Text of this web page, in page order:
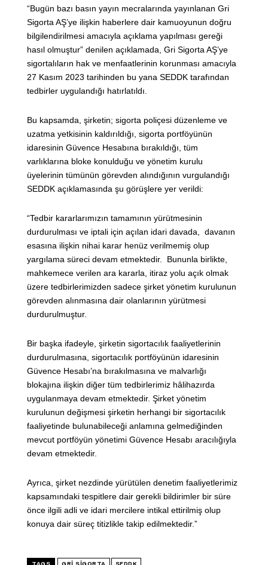
“Bugün bazı basın yayın mecralarında yayınlanan Gri
Sigorta AŞ’ye ilişkin haberlere dair kamuoyunun doğru
bilgilendirilmesi amacıyla açıklama yapılması gereği
hasıl olmuştur” denilen açıklamada, Gri Sigorta AŞ’ye
sigortalıların hak ve menfaatlerinin korunması amacıyla
27 Kasım 2023 tarihinden bu yana SEDDK tarafından
tedbirler uygulandığı hatırlatıldı.
Bu kapsamda, şirketin; sigorta poliçesi düzenleme ve
uzatma yetkisinin kaldırıldığı, sigorta portföyünün
idaresinin Güvence Hesabına bırakıldığı, tüm
varlıklarına bloke konulduğu ve yönetim kurulu
üyelerinin tümünün görevden alındığının vurgulandığı
SEDDK açıklamasında şu görüşlere yer verildi:
“Tedbir kararlarımızın tamamının yürütmesinin
durdurulması ve iptali için açılan idari davada, davanın
esasına ilişkin nihai karar henüz verilmemiş olup
yargılama süreci devam etmektedir. Bununla birlikte,
mahkemece verilen ara kararla, itiraz yolu açık olmak
üzere tedbirlerimizden sadece şirket yönetim kurulunun
görevden alınmasına dair olanlarının yürütmesi
durdurulmuştur.
Bir başka ifadeyle, şirketin sigortacılık faaliyetlerinin
durdurulmasına, sigortacılık portföyünün idaresinin
Güvence Hesabı’na bırakılmasına ve malvarlığı
blokajına ilişkin diğer tüm tedbirlerimiz hâlihazırda
uygulanmaya devam etmektedir. Şirket yönetim
kurulunun değişmesi şirketin herhangi bir sigortacılık
faaliyetinde bulunabileceği anlamına gelmediğinden
mevcut portföyün yönetimi Güvence Hesabı aracılığıyla
devam etmektedir.
Ayrıca, şirket nezdinde yürütülen denetim faaliyetlerimiz
kapsamındaki tespitlere dair gerekli bildirimler bir süre
önce ilgili adli ve idari mercilere intikal ettirilmiş olup
konuya dair süreç titizlikle takip edilmektedir.”
TAGS GRI SIGORTA SEDDK